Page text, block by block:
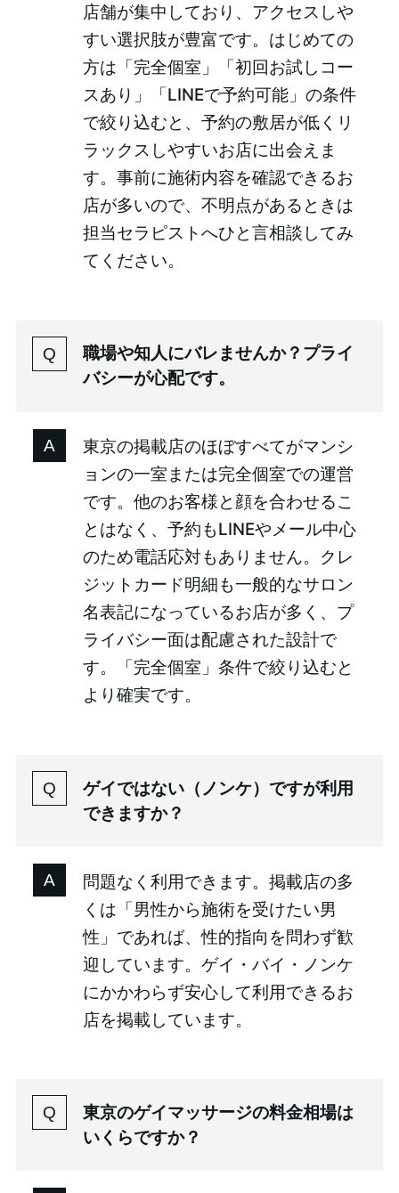
店舗が集中しており、アクセスしや
すい選択肢が豊富です。はじめての
方は「完全個室」「初回お試しコー
スあり」「LINEで予約可能」の条件
で絞り込むと、予約の敷居が低くリ
ラックスしやすいお店に出会えま
す。事前に施術内容を確認できるお
店が多いので、不明点があるときは
担当セラピストへひと言相談してみ
てください。
職場や知人にバレませんか？プライ
バシーが心配です。
東京の掲載店のほぼすべてがマンシ
ョンの一室または完全個室での運営
です。他のお客様と顔を合わせるこ
とはなく、予約もLINEやメール中心
のため電話応対もありません。クレ
ジットカード明細も一般的なサロン
名表記になっているお店が多く、プ
ライバシー面は配慮された設計で
す。「完全個室」条件で絞り込むと
より確実です。
ゲイではない（ノンケ）ですが利用
できますか？
問題なく利用できます。掲載店の多
くは「男性から施術を受けたい男
性」であれば、性的指向を問わず歓
迎しています。ゲイ・バイ・ノンケ
にかかわらず安心して利用できるお
店を掲載しています。
東京のゲイマッサージの料金相場は
いくらですか？